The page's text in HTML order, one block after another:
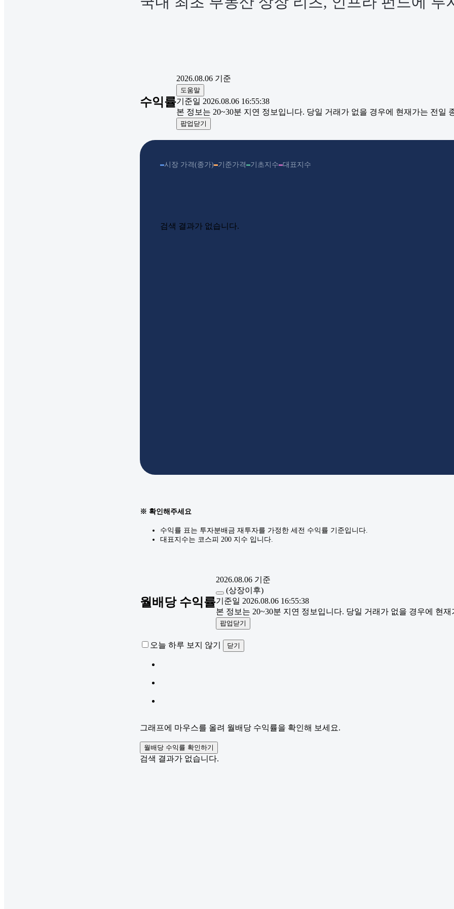
수익률
2026.08.06 기준
도움말
기준일 2026.08.06 16:55:38
본 정보는 20~30분 지연 정보입니다. 당일 거래가 없을 경우에 현재가는 전일
팝업닫기
시장 가격(종가) 기준가격 기초지수 대표지수
검색 결과가 없습니다.
※ 확인해주세요
수익률 표는 투자분배금 재투자를 가정한 세전 수익률 기준입니다.
대표지수는 코스피 200 지수 입니다.
월배당 수익률
2026.08.06 기준
(상장이후)
기준일 2026.08.06 16:55:38
본 정보는 20~30분 지연 정보입니다. 당일 거래가 없을 경우에 현
팝업닫기
오늘 하루 보지 않기 닫기
그래프에 마우스를 올려 월배당 수익률을 확인해 보세요.
월배당 수익률 확인하기
검색 결과가 없습니다.